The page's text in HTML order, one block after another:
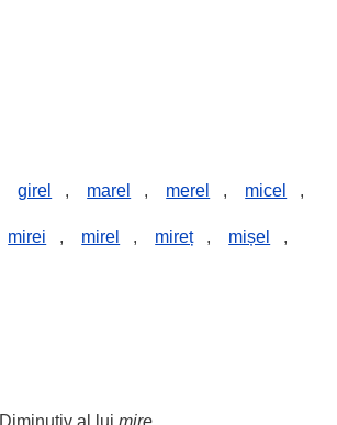
girel , marel , merel , micel ,
mirei , mirel , mireț , mișel ,
Diminutival lui mire.